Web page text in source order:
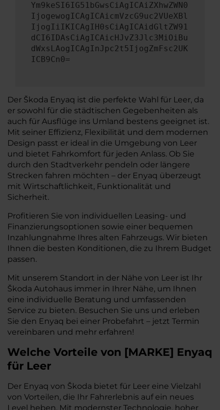
Ym9keSI6IG51bGwsCiAgICAiZXhwZWN0
IjogewogICAgICAicmVzcG9uc2VUeXBl
IjogIiIKICAgIH0sCiAgICAidGltZW91
dCI6IDAsCiAgICAicHJvZ3Jlc3MiOiBu
dWxsLAogICAgInJpc2t5IjogZmFsc2UK
ICB9Cn0=
Der Škoda Enyaq ist die perfekte Wahl für Leer, da
er sowohl für die städtischen Gegebenheiten als
auch für Ausflüge ins Umland bestens geeignet ist.
Mit seiner Effizienz, Flexibilität und dem modernen
Design passt er ideal in die Umgebung von Leer
und bietet Fahrkomfort für jeden Anlass. Ob Sie
durch den Stadtverkehr pendeln oder längere
Strecken fahren möchten – der Enyaq überzeugt
mit Wirtschaftlichkeit, Funktionalität und
Sicherheit.
Profitieren Sie von individuellen Leasing- und
Finanzierungsoptionen sowie einer bequemen
Inzahlungnahme Ihres alten Fahrzeugs. Wir bieten
Ihnen die besten Konditionen, die zu Ihrem Budget
passen.
Mit unserem Standort in der Nähe von Leer ist Ihr
Škoda Autohaus immer in Ihrer Nähe, um Ihnen
eine individuelle Beratung und umfassenden
Service zu bieten. Besuchen Sie uns und erleben
Sie den Enyaq bei einer Probefahrt – jetzt Termin
vereinbaren und mehr erfahren!
Welche Vorteile von [MARKE] Enyaq
für Leer
Der Enyaq von Škoda bietet für Leer eine Vielzahl
von Vorteilen, die Ihr Fahrerlebnis auf ein neues
Level heben. Mit modernster Technologie, hoher